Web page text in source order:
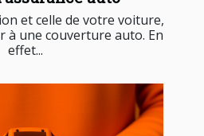
et celle de votre voiture,
à une couverture auto. En
effet...